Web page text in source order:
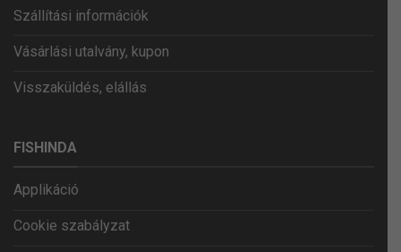
Szállítási információk
Vásárlási utalvány, kupon
Visszaküldés, elállás
FISHINDA
Applikáció
Cookie szabályzat